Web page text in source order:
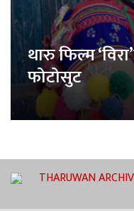
थारु फिल्म
फोटोसुट
THARUWAN